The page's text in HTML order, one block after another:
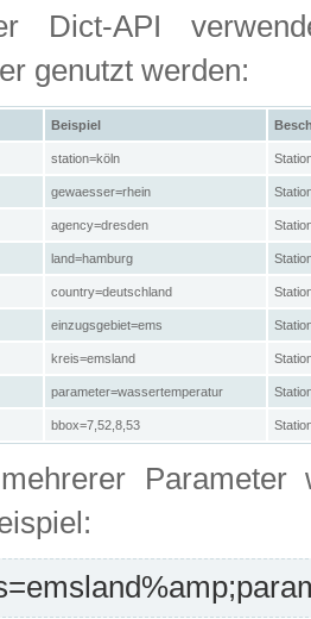
Dict-API
genutzt werden:
Beispiel
station=köln
gewaesser=rhein
agency=dresden
land=hamburg
country=deutschland
einzugsgebiet=ems
kreis=emsland
parameter=wassertemperatur
bbox=7,52,8,53
Parameter